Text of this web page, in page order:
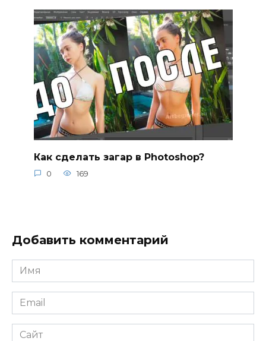
Как сделать загар в Photoshop?
0 169
Добавить комментарий
Имя
*
Email
*
Сайт